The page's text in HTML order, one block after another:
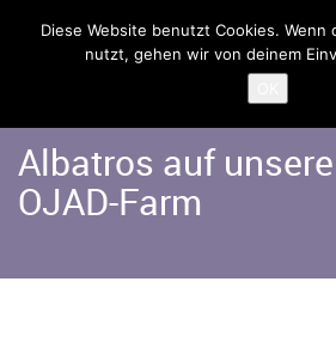
Angebote
Albatros auf
OJAD-Farm
Diese Website benutzt Cookies.
nutzt, gehen wir von deinem